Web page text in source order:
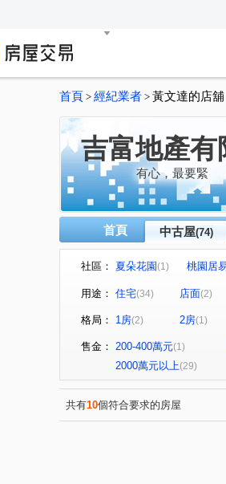
首頁 > 經紀業者 > 黃文達的店舖
吉富地產有
有心，最要緊
首頁 中古屋(74)
社區： 夏朵花園(1) 桃園居
"無" 龍潭海德堡花
帝王新廈 丰閣
舞揚一綻(1) 中山西
山下段(3) 中華路
華勛街(1) 吉長街(1)
大路段(2) 環南路三段
楊湖路三段(1) 忠愛
用途： 住宅(34) 店面(2)
格局： 1房(2) 2房(1)
售金： 200-400萬元(1)
2000萬元以上(29)
共有10個符合要求的房屋